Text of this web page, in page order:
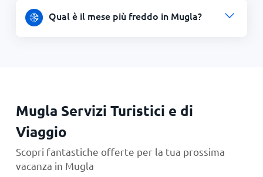
Qual è il mese più freddo in Mugla?
Mugla Servizi Turistici e di
Viaggio
Scopri fantastiche offerte per la tua prossima
vacanza in Mugla